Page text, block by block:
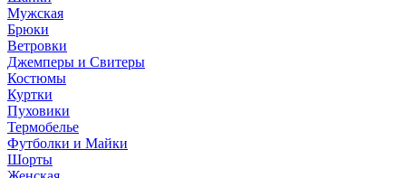
Мужская
Брюки
Ветровки
Джемперы и Свитеры
Костюмы
Куртки
Пуховики
Термобелье
Футболки и Майки
Шорты